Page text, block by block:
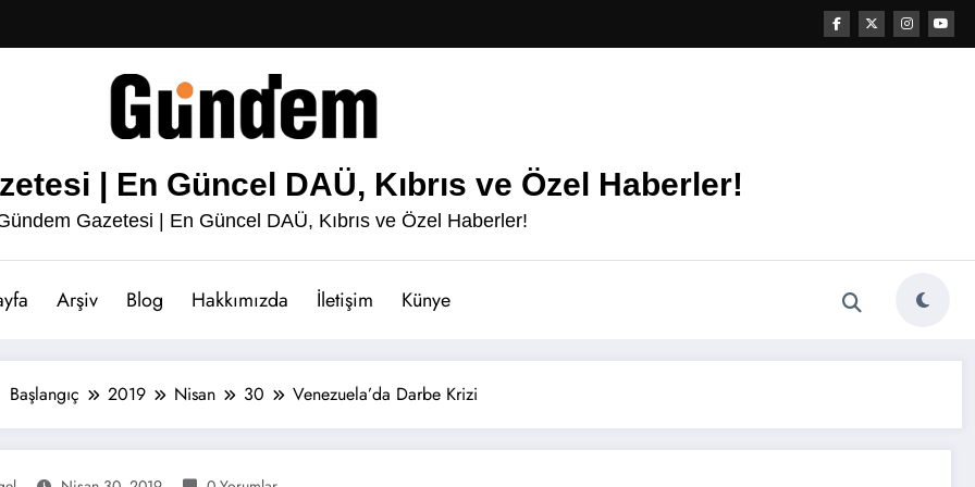
| En Güncel DAÜ, Kıbrıs ve Özel Haberler!
Gazetesi | En Güncel DAÜ, Kıbrıs ve Özel Haberler!
Arşiv Blog Hakkımızda İletişim Künye
Başlangıç 2019 Nisan 30 Venezuela’da Darbe Krizi